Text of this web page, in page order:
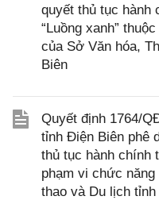
quyết thủ tục hành
“Luồng xanh”
của Sở Văn hóa,
Biên
Quyết định 1764/
tỉnh Điện Biên phê
thủ tục hành chính
phạm vi chức
thao và Du lịch